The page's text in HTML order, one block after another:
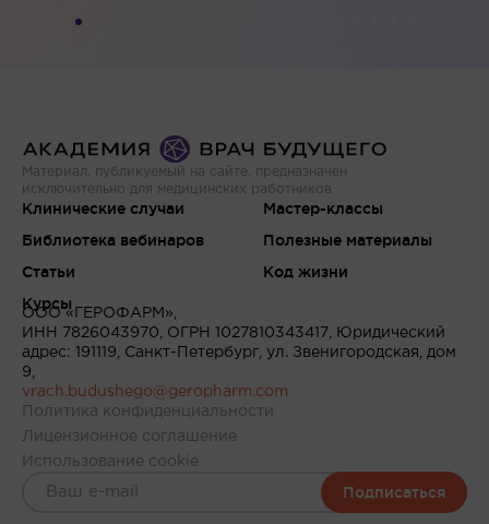
Материал, публикуемый на сайте, предназначен
исключительно для медицинских работников
Клинические случаи
Библиотека вебинаров
Статьи
Курсы
Мастер-классы
Полезные материалы
Код жизни
ООО «ГЕРОФАРМ»,
ИНН 7826043970, ОГРН 1027810343417, Юридический
адрес: 191119, Санкт-Петербург, ул. Звенигородская, дом
9,
vrach.budushego@geropharm.com
Политика конфиденциальности
Лицензионное соглашение
Использование cookie
Подписаться